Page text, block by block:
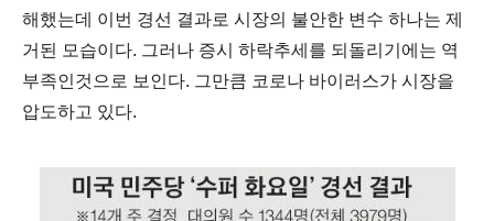
해했는데 이번 경선 결과로 시장의 불안한 변수 하나는 제
거된 모습이다. 그러나 증시 하락추세를 되돌리기에는 역
부족인것으로 보인다. 그만큼 코로나 바이러스가 시장을
압도하고 있다.